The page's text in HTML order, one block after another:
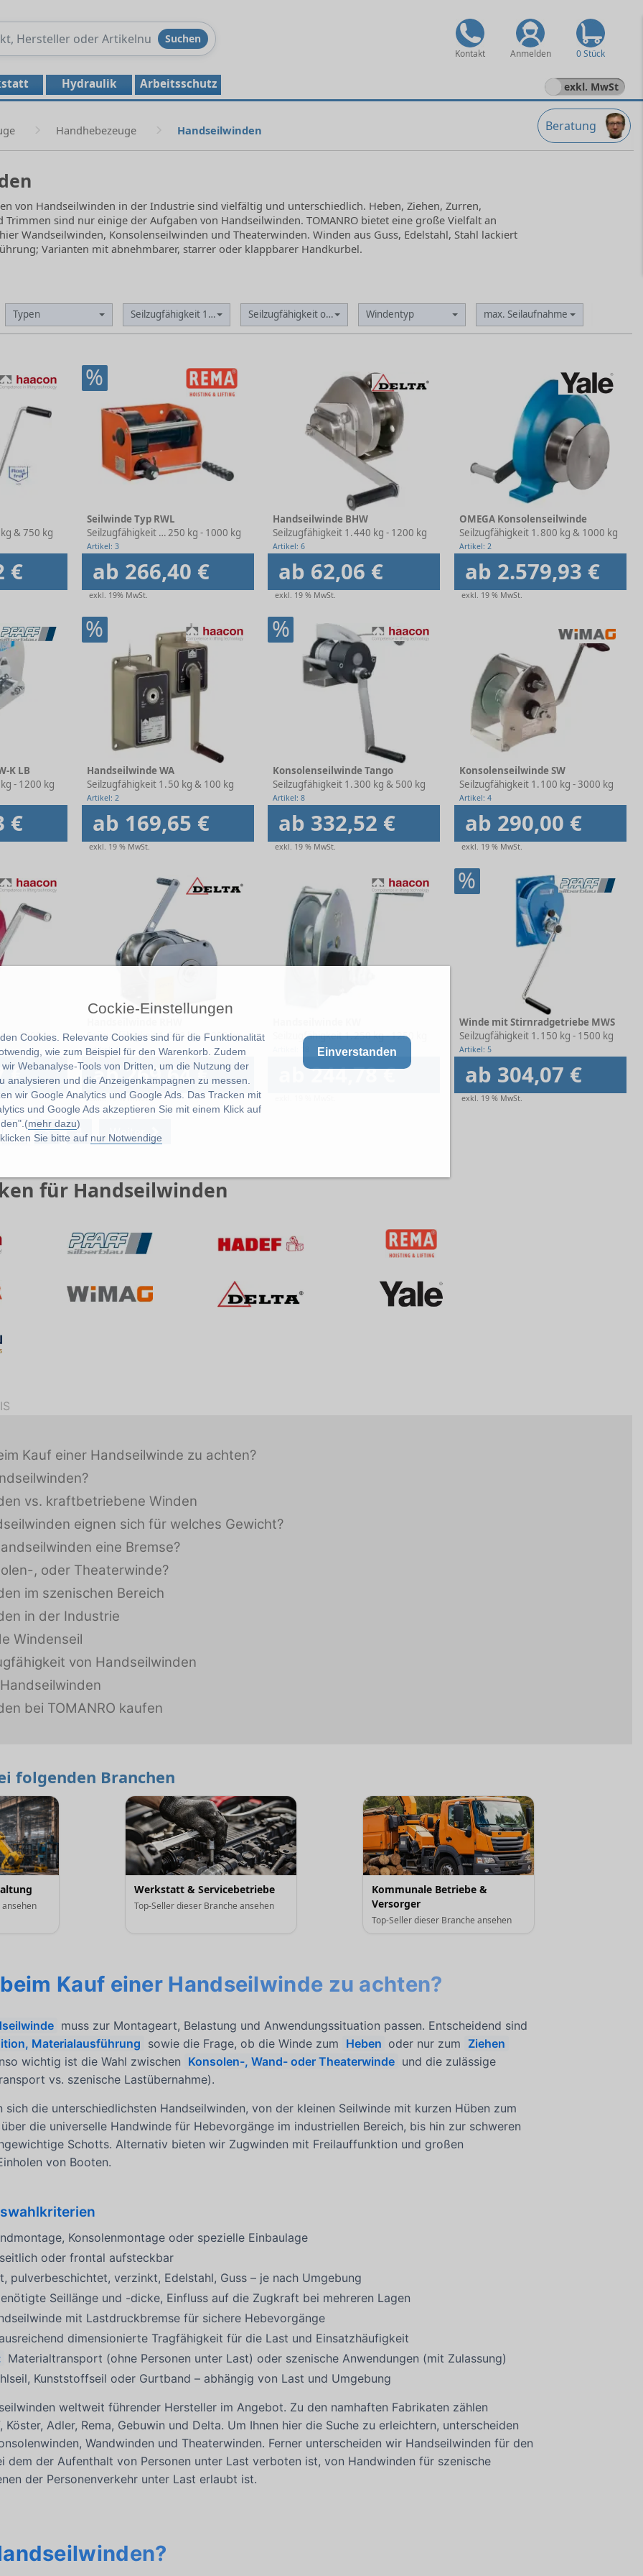
Cockie-Einstellungen
Cookies. Relevante Cookies sind für die Funktionalität
wie zum Beispiel für den Warenkorb. Zudem
Webanalyse-Tools von Dritten, um die Nutzung der
analysieren und die Anzeigenkampagnen zu messen.
wir Google Analytics und Google Ads. Das Tracken mit
und Google Ads akzeptieren Sie mit einem Klick auf
mehr dazu)
Sie bitte auf nur Notwendige
Einverstanden
Produkte
Suchen
Kontakt Anmelden 0 Stück
Hydraulik Arbeitsschutz exkl. MwSt
Beratung
Handhebezeuge Handseilwinden
von Handseilwinden in der Industrie sind vielfältig und unterschiedlich. Heben, Ziehen, Zurren,
Trimmen sind nur einige der Aufgaben von Handseilwinden. TOMANRO bietet eine große Vielfalt an
Wandseilwinden, Konsolenseilwinden und Theaterwinden. Winden aus Guss, Edelstahl, Stahl lackiert
Varianten mit abnehmbarer, starrer oder klappbarer Handkurbel.
Typen Seilzugfähigkeit 1. Lage Seilzugfähigkeit oberste LageWindentyp max. Seilaufnahme
& 750 kg
€
%
Seilwinde Typ RWL
Seilzugfähigkeit 1. Lage250 kg - 1000 kg
Artikel: 3
ab 266,40 €
exkl. 19% MwSt.
Handseilwinde BHW
Seilzugfähigkeit 1. Lage440 kg - 1200 kg
Artikel: 6
ab 62,06 €
exkl. 19 % MwSt.
OMEGA Konsolenseilwinde
Seilzugfähigkeit 1. Lage800 kg & 1000 kg
Artikel: 2
ab 2.579,93 €
exkl. 19 % MwSt.
K LB
- 1200 kg
€
%
Handseilwinde WA
Seilzugfähigkeit 1. Lage50 kg & 100 kg
Artikel: 2
ab 169,65 €
exkl. 19 % MwSt.
%
Konsolenseilwinde Tango
Seilzugfähigkeit 1. Lage300 kg & 500 kg
Artikel: 8
ab 332,52 €
exkl. 19 % MwSt.
Konsolenseilwinde SW
Seilzugfähigkeit 1. Lage100 kg - 3000 kg
Artikel: 4
ab 290,00 €
exkl. 19 % MwSt.
- 3000 kg
€
Seilzugfähigkeit 1. Lage500 kg - 3000 kg
Artikel: 4
ab 269,64 €
exkl. 19 % MwSt.
Seilzugfähigkeit 1. Lage250 kg - 1250 kg
ab 244,78 €
%
Winde mit Stirnradgetriebe MWS
Seilzugfähigkeit 1. Lage150 kg - 1500 kg
Artikel: 5
ab 304,07 €
exkl. 19 % MwSt.
2 3 4 Weiter
für Handseilwinden
Kauf einer Handseilwinde zu achten?
vs. kraftbetriebene Winden
eignen sich für welches Gewicht?
eine Bremse?
, oder Theaterwinde?
im szenischen Bereich
in der Industrie
Windenseil
von Handseilwinden
bei TOMANRO kaufen
folgenden Branchen
Werkstatt & Servicebetriebe
Top-Seller dieser Branche ansehen
Kommunale Betriebe &
Versorger
Top-Seller dieser Branche ansehen
Kauf einer Handseilwinde zu achten?
muss zur Montageart, Belastung und Anwendungssituation passen. Entscheidend sind
Materialausführung sowie die Frage, ob die Winde zum Heben oder nur zum Ziehen
wichtig ist die Wahl zwischen Konsolen-, Wand- oder Theaterwinde und die zulässige
vs. szenische Lastübernahme).
sich die unterschiedlichsten Handseilwinden, von der kleinen Seilwinde mit kurzen Hüben zum
die universelle Handwinde für Hebevorgänge im industriellen Bereich, bis hin zur schweren
Schotts. Alternativ bieten wir Zugwinden mit Freilauffunktion und großen
von Booten.
Konsolenmontage oder spezielle Einbaulage
seitlich oder frontal aufsteckbar
pulverbeschichtet, verzinkt, Edelstahl, Guss – je nach Umgebung
Seillänge und -dicke, Einfluss auf die Zugkraft bei mehreren Lagen
mit Lastdruckbremse für sichere Hebevorgänge
ausreichend dimensionierte Tragfähigkeit für die Last und Einsatzhäufigkeit
Materialtransport (ohne Personen unter Last) oder szenische Anwendungen (mit Zulassung)
Kunststoffseil oder Gurtband – abhängig von Last und Umgebung
weltweit führender Hersteller im Angebot. Zu den namhaften Fabrikaten zählen
Köster, Adler, Rema, Gebuwin und Delta. Um Ihnen hier die Suche zu erleichtern, unterscheiden
Wandwinden und Theaterwinden. Ferner unterscheiden wir Handseilwinden für den
dem der Aufenthalt von Personen unter Last verboten ist, von Handwinden für szenische
der Personenverkehr unter Last erlaubt ist.